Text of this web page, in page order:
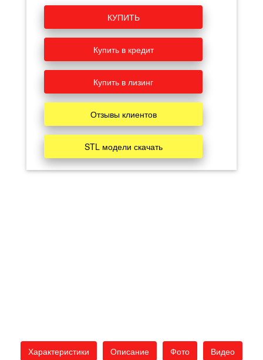
КУПИТЬ
Купить в кредит
Купить в лизинг
Отзывы клиентов
STL модели скачать
Характеристики Описание Фото Видео